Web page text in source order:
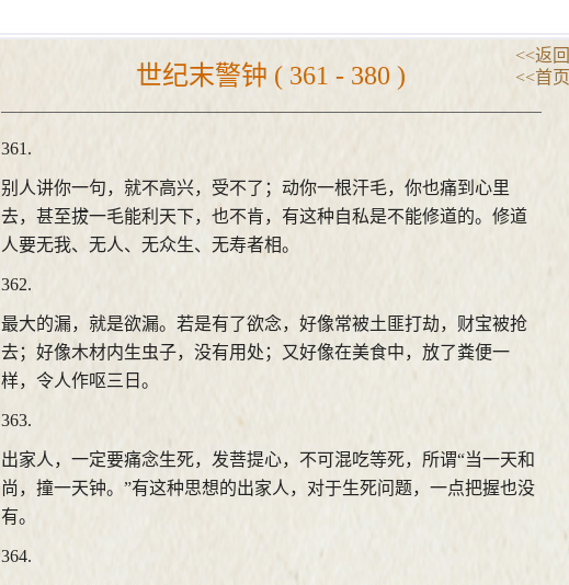
<<返回
<<首页
世纪末警钟 ( 361 - 380 )
361.
别人讲你一句，就不高兴，受不了；动你一根汗毛，你也痛到心里
去，甚至拔一毛能利天下，也不肯，有这种自私是不能修道的。修道
人要无我、无人、无众生、无寿者相。
362.
最大的漏，就是欲漏。若是有了欲念，好像常被土匪打劫，财宝被抢
去；好像木材内生虫子，没有用处；又好像在美食中，放了粪便一
样，令人作呕三日。
363.
出家人，一定要痛念生死，发菩提心，不可混吃等死，所谓“当一天和
尚，撞一天钟。”有这种思想的出家人，对于生死问题，一点把握也没
有。
364.